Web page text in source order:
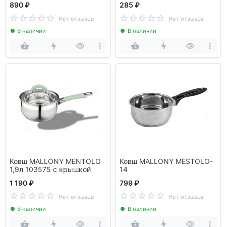
890 ₽
Нет отзывов
В наличии
285 ₽
Нет отзывов
В наличии
Ковш MALLONY MENTOLO
1,9л 103575 с крышкой
1 190 ₽
Нет отзывов
В наличии
Ковш MALLONY MESTOLO-
14
799 ₽
Нет отзывов
В наличии